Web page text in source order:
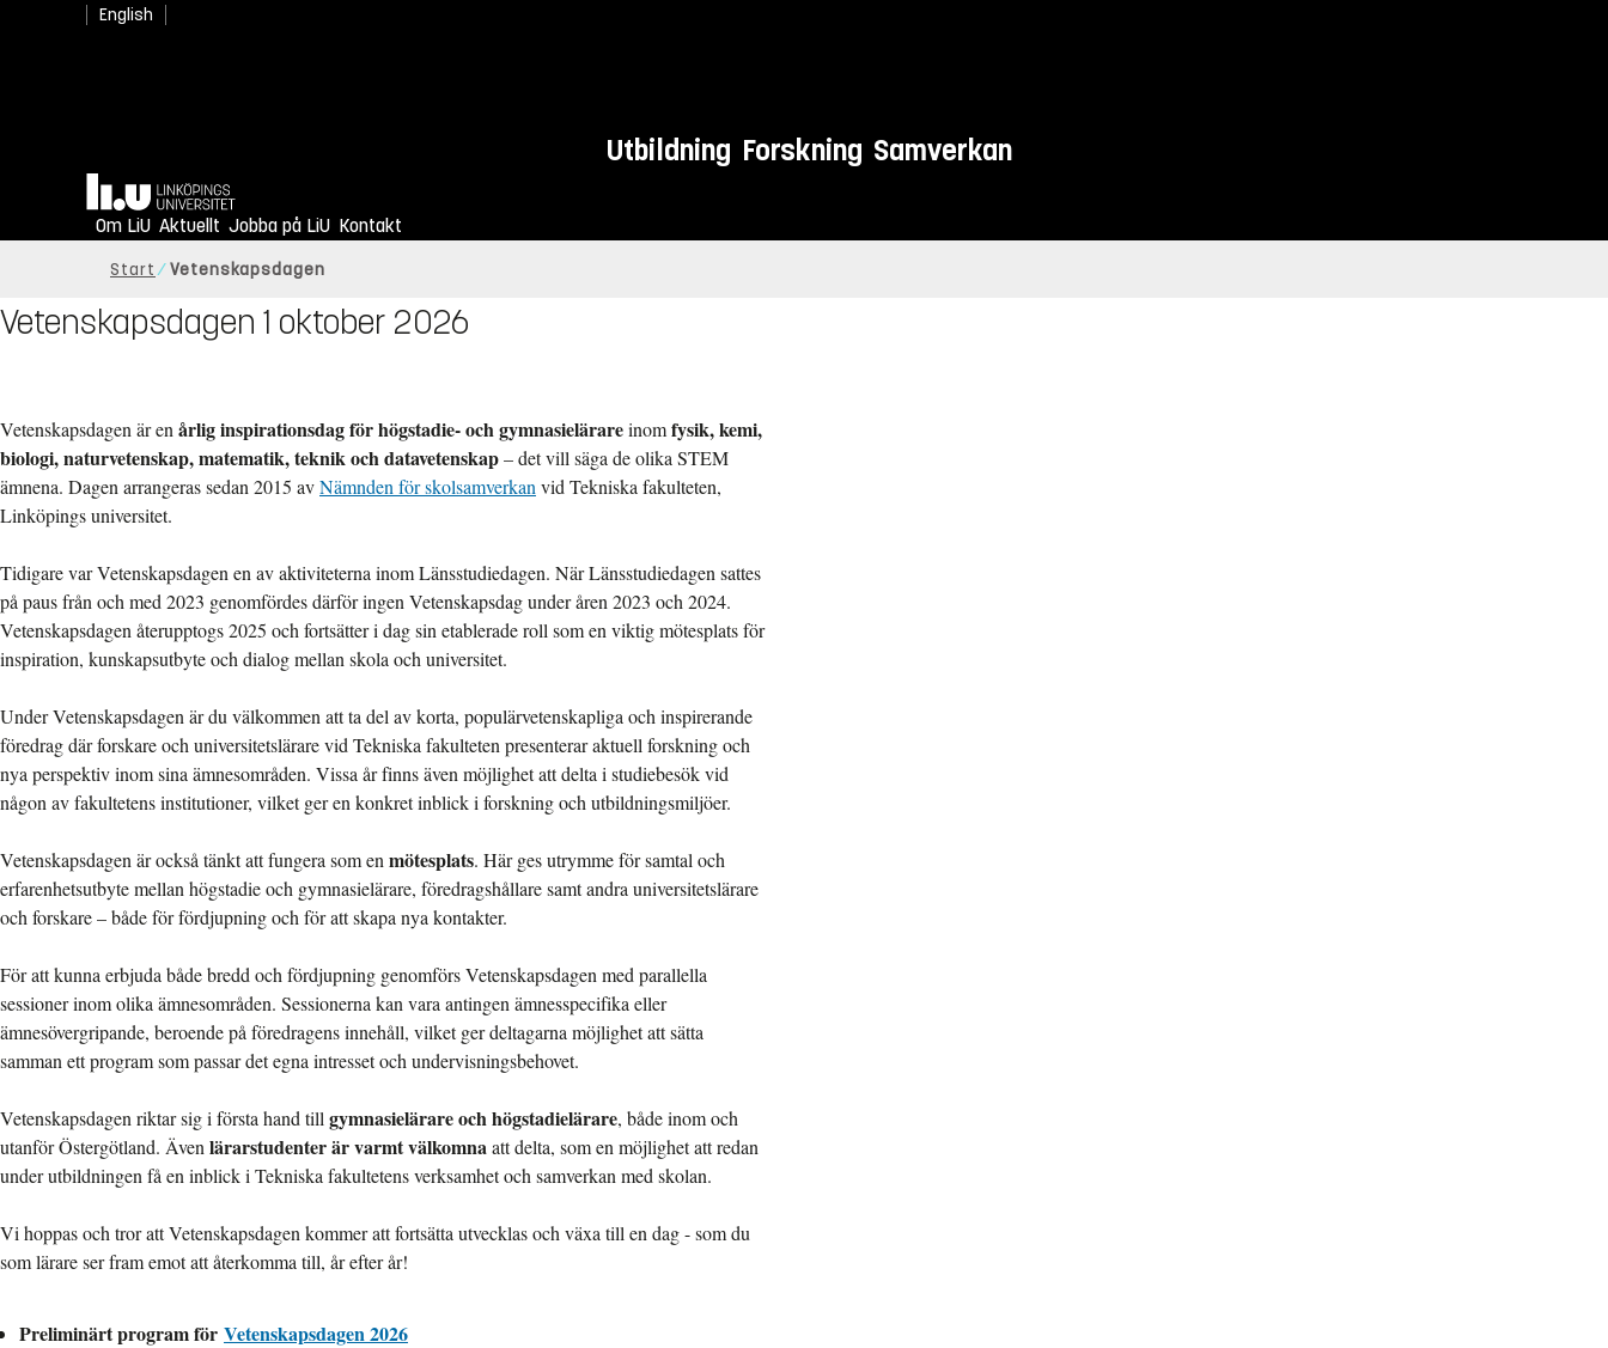
English
Utbildning Forskning Samverkan
Hem
Om LiU Aktuellt Jobba på LiU Kontakt
Start Vetenskapsdagen
Vetenskapsdagen 1 oktober 2026
Vetenskapsdagen är en årlig inspirationsdag för högstadie- och gymnasielärareinomfysik, kemi,
biologi, naturvetenskap, matematik, teknik och datavetenskap– det vill säga de olika STEM
ämnena. Dagen arrangeras sedan 2015 avNämnden för skolsamverkan vid Tekniska fakulteten,
Linköpings universitet.
Tidigare var Vetenskapsdagen en av aktiviteterna inom Länsstudiedagen. När Länsstudiedagen sattes
på paus från och med 2023 genomfördes därför ingen Vetenskapsdag under åren 2023 och 2024.
Vetenskapsdagen återupptogs 2025 och fortsätter i dag sin etablerade roll som en viktig mötesplats för
inspiration, kunskapsutbyte och dialog mellan skola och universitet.
Under Vetenskapsdagen är du välkommen att ta del av korta, populärvetenskapliga och inspirerande
föredrag där forskare och universitetslärare vid Tekniska fakulteten presenterar aktuell forskning och
nya perspektiv inom sina ämnesområden. Vissa år finns även möjlighet att delta i studiebesök vid
någon av fakultetens institutioner, vilket ger en konkret inblick i forskning och utbildningsmiljöer.
Vetenskapsdagen är också tänkt att fungera som en mötesplats. Här ges utrymme för samtal och
erfarenhetsutbyte mellan högstadie och gymnasielärare, föredragshållare samt andra universitetslärare
och forskare – både för fördjupning och för att skapa nya kontakter.
För att kunna erbjuda både bredd och fördjupning genomförs Vetenskapsdagen med parallella
sessioner inom olika ämnesområden. Sessionerna kan vara antingen ämnesspecifika eller
ämnesövergripande, beroende på föredragens innehåll, vilket ger deltagarna möjlighet att sätta
samman ett program som passar det egna intresset och undervisningsbehovet.
Vetenskapsdagen riktar sig i första hand till gymnasielärare och högstadielärare, både inom och
utanför Östergötland. Även lärarstudenterär varmt välkomnaatt delta, som en möjlighet att redan
under utbildningen få en inblick i Tekniska fakultetens verksamhet och samverkan med skolan.
Vi hoppas och tror att Vetenskapsdagen kommer att fortsätta utvecklas och växa till en dag - som du
som lärare ser fram emot att återkomma till, år efter år!
Preliminärt program för Vetenskapsdagen 2026